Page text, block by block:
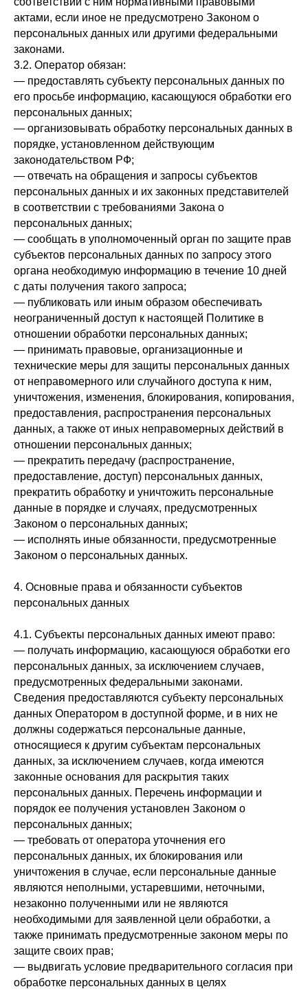
актами, если иное не предусмотрено Законом о
персональных данных или другими федеральными
законами.
3.2. Оператор обязан:
— предоставлять субъекту персональных данных по
его просьбе информацию, касающуюся обработки его
персональных данных;
— организовывать обработку персональных данных в
порядке, установленном действующим
законодательством РФ;
— отвечать на обращения и запросы субъектов
персональных данных и их законных представителей
в соответствии с требованиями Закона о
персональных данных;
— сообщать в уполномоченный орган по защите прав
субъектов персональных данных по запросу этого
органа необходимую информацию в течение 10 дней
с даты получения такого запроса;
— публиковать или иным образом обеспечивать
неограниченный доступ к настоящей Политике в
отношении обработки персональных данных;
— принимать правовые, организационные и
технические меры для защиты персональных данных
от неправомерного или случайного доступа к ним,
уничтожения, изменения, блокирования, копирования,
предоставления, распространения персональных
данных, а также от иных неправомерных действий в
отношении персональных данных;
— прекратить передачу (распространение,
предоставление, доступ) персональных данных,
прекратить обработку и уничтожить персональные
данные в порядке и случаях, предусмотренных
Законом о персональных данных;
— исполнять иные обязанности, предусмотренные
Законом о персональных данных.
4. Основные права и обязанности субъектов
персональных данных
4.1. Субъекты персональных данных имеют право:
— получать информацию, касающуюся обработки его
персональных данных, за исключением случаев,
предусмотренных федеральными законами.
Сведения предоставляются субъекту персональных
данных Оператором в доступной форме, и в них не
должны содержаться персональные данные,
относящиеся к другим субъектам персональных
данных, за исключением случаев, когда имеются
законные основания для раскрытия таких
персональных данных. Перечень информации и
порядок ее получения установлен Законом о
персональных данных;
— требовать от оператора уточнения его
персональных данных, их блокирования или
уничтожения в случае, если персональные данные
являются неполными, устаревшими, неточными,
незаконно полученными или не являются
необходимыми для заявленной цели обработки, а
также принимать предусмотренные законом меры по
защите своих прав;
— выдвигать условие предварительного согласия при
обработке персональных данных в целях